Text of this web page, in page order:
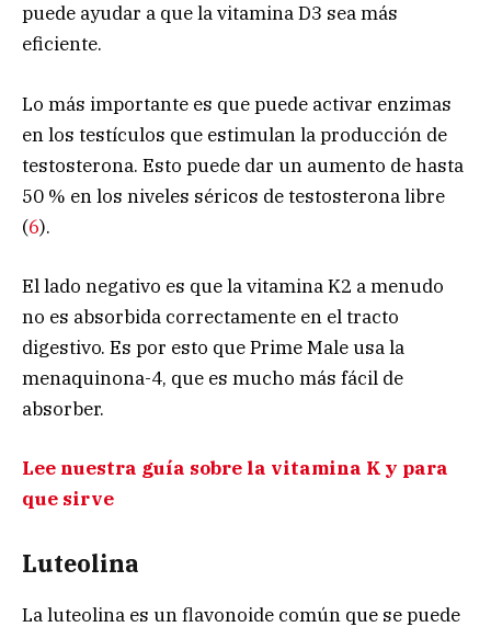
puede ayudar a que la vitamina D3 sea más
eficiente.
Lo más importante es que puede activar enzimas
en los testículos que estimulan la producción de
testosterona. Esto puede dar un aumento de hasta
50 % en los niveles séricos de testosterona libre
(6).
El lado negativo es que la vitamina K2 a menudo
no es absorbida correctamente en el tracto
digestivo. Es por esto que Prime Male usa la
menaquinona-4, que es mucho más fácil de
absorber.
Lee nuestra guía sobre la vitamina K y para
que sirve
Luteolina
La luteolina es un flavonoide común que se puede